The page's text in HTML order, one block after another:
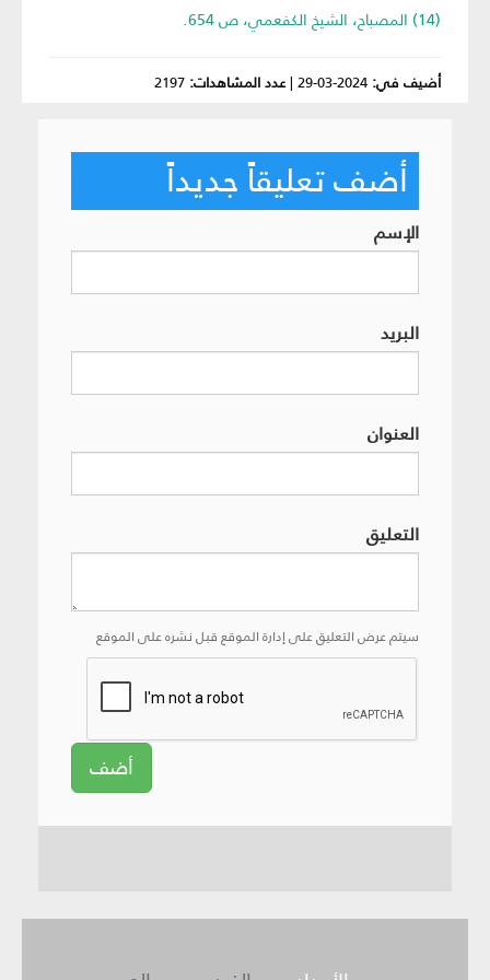
(14) المصباح، الشيخ الكفعمي، ص 654.
أضيف في: 2024-03-29
|عدد المشاهدات: 2197
أضف تعليقاً جديداً
الإسم
البريد
العنوان
التعليق
سيتم عرض التعليق على إدارة الموقع قبل نشره على الموقع
أضف